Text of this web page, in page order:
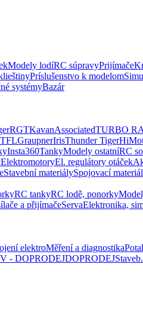
Modely lodíRC súpravyPrijímače
Príslušenstvo k modelom
systémyBazár
RGTKavanAssociatedTURBO
GraupnerIrisThunder Tiger
Insta360TankyModely ostatníRC
ElektromotoryEl. regulátory otáček
Stavební materiálySpojovací materiál
RC tankyRC lodě, ponorky
a přijímačeServaElektronika,
elektroMěření a diagnostika
- DOPRODEJDOPRODEJ